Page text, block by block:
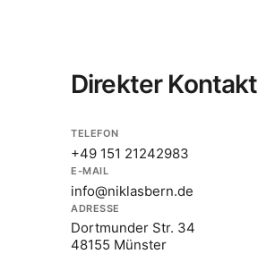
Direkter Kontakt
TELEFON
+49 151 21242983
E-MAIL
info@niklasbern.de
ADRESSE
Dortmunder Str. 34
48155 Münster